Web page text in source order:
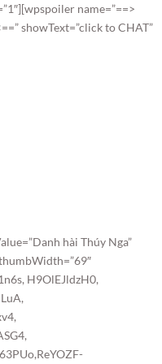
name=”==>
showText=”click to CHAT”
hài Thúy Nga”
H9OlEJldzH0,